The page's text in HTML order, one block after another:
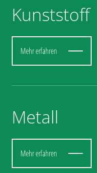
Kunststoff
Mehr erfahren
Metall
Mehr erfahren